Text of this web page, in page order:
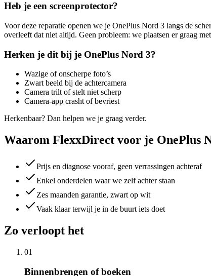
Heb je een screenprotector?
Voor deze reparatie openen we je OnePlus Nord 3 langs de
overleeft dat niet altijd. Geen probleem: we plaatsen er graag
Herken je dit bij je OnePlus Nord 3?
Wazige of onscherpe foto’s
Zwart beeld bij de achtercamera
Camera trilt of stelt niet scherp
Camera-app crasht of bevriest
Herkenbaar? Dan helpen we je graag verder.
Waarom FlexxDirect voor je OnePlus
Prijs en diagnose vooraf, geen verrassingen achteraf
Enkel onderdelen waar we zelf achter staan
Zes maanden garantie, zwart op wit
Vaak klaar terwijl je in de buurt iets doet
Zo verloopt het
01
Binnenbrengen of boeken